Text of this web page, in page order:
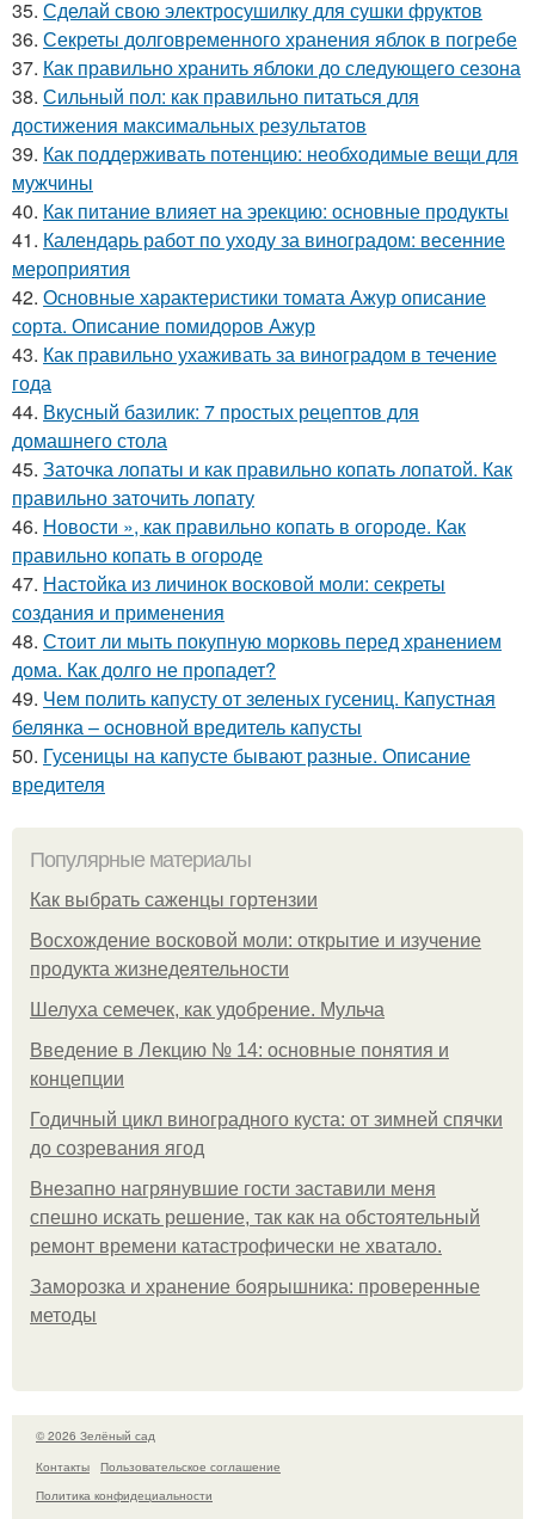
35. Сделай свою электросушилку для сушки фруктов
36. Секреты долговременного хранения яблок в погребе
37. Как правильно хранить яблоки до следующего сезона
38. Сильный пол: как правильно питаться для
достижения максимальных результатов
39. Как поддерживать потенцию: необходимые вещи для
мужчины
40. Как питание влияет на эрекцию: основные продукты
41. Календарь работ по уходу за виноградом: весенние
мероприятия
42. Основные характеристики томата Ажур описание
сорта. Описание помидоров Ажур
43. Как правильно ухаживать за виноградом в течение
года
44. Вкусный базилик: 7 простых рецептов для
домашнего стола
45. Заточка лопаты и как правильно копать лопатой. Как
правильно заточить лопату
46. Новости », как правильно копать в огороде. Как
правильно копать в огороде
47. Настойка из личинок восковой моли: секреты
создания и применения
48. Стоит ли мыть покупную морковь перед хранением
дома. Как долго не пропадет?
49. Чем полить капусту от зеленых гусениц. Капустная
белянка – основной вредитель капусты
50. Гусеницы на капусте бывают разные. Описание
вредителя
Популярные материалы
Как выбрать саженцы гортензии
Восхождение восковой моли: открытие и изучение
продукта жизнедеятельности
Шелуха семечек, как удобрение. Мульча
Введение в Лекцию № 14: основные понятия и
концепции
Годичный цикл виноградного куста: от зимней спячки
до созревания ягод
Внезапно нагрянувшие гости заставили меня
спешно искать решение, так как на обстоятельный
ремонт времени катастрофически не хватало.
Заморозка и хранение боярышника: проверенные
методы
© 2026 Зелёный сад
Контакты
Пользовательское соглашение
Политика конфидециальности